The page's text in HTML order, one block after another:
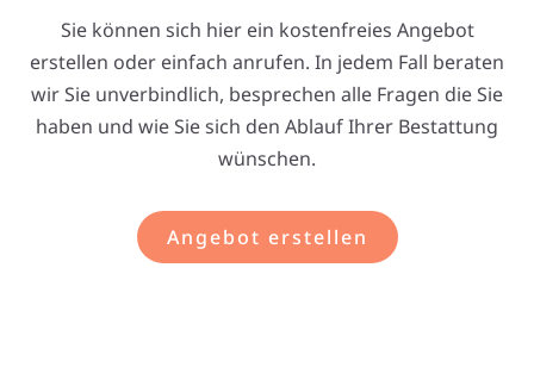
Sie können sich hier ein kostenfreies Angebot
erstellen oder einfach anrufen. In jedem Fall beraten
wir Sie unverbindlich, besprechen alle Fragen die Sie
haben und wie Sie sich den Ablauf Ihrer Bestattung
wünschen.
Angebot erstellen